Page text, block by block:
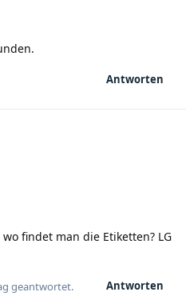
Antworten
findet man die Etiketten? LG
Antworten
geantwortet.